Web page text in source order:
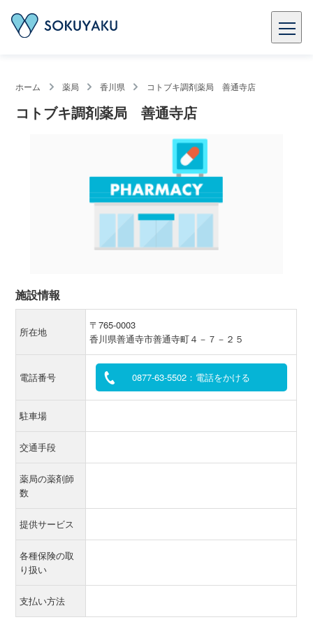
ホーム 薬局 香川県 コトブキ調剤薬局 善通寺店
コトブキ調剤薬局 善通寺店
施設情報
所在地
〒765-0003
香川県善通寺市善通寺町４－７－２５
電話番号 0877-63-5502：電話をかける
駐車場
交通手段
薬局の薬剤師
数
提供サービス
各種保険の取
り扱い
支払い方法